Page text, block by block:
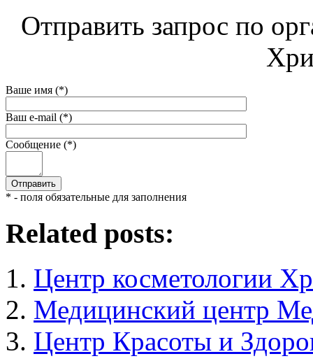
Отправить запрос по
Ваше имя (*)
Ваш e-mail (*)
Сообщение (*)
* - поля обязательные для заполнения
Related posts:
Центр косметологии
Медицинский центр
Центр Красоты и